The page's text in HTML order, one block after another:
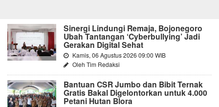
Sinergi Lindungi Remaja, Bojonegoro
Ubah Tantangan ‘Cyberbullying’ Jadi
Gerakan Digital Sehat
Kamis, 06 Agustus 2026 09:00 WIB
Oleh Tim Redaksi
Bantuan CSR Jumbo dan Bibit Ternak
Gratis Bakal Digelontorkan untuk 4.000
Petani Hutan Blora